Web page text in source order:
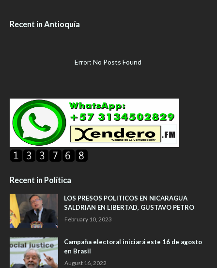
Recent in Antioquía
Error: No Posts Found
Recent in Política
LOS PRESOS POLITICOS EN NICARAGUA
SALDRIAN EN LIBERTAD, GUSTAVO PETRO
February 10, 2023
Campaña electoral iniciará este 16 de agosto
en Brasil
August 16, 2022